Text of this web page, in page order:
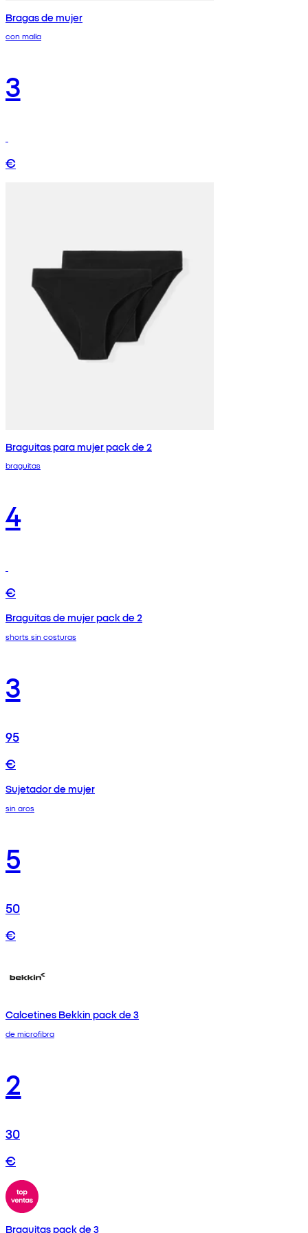
Bragas de mujer
con malla
3
€
Braguitas para mujer pack de 2
braguitas
4
€
Braguitas de mujer pack de 2
shorts sin costuras
3
95
€
Sujetador de mujer
sin aros
5
50
€
Calcetines Bekkin pack de 3
de microfibra
2
30
€
Braguitas pack de 3